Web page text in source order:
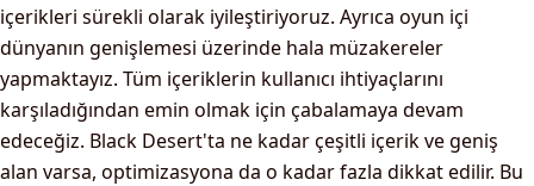
içerikleri sürekli olarak iyileştiriyoruz. Ayrıca oyun içi
dünyanın genişlemesi üzerinde hala müzakereler
yapmaktayız. Tüm içeriklerin kullanıcı ihtiyaçlarını
karşıladığından emin olmak için çabalamaya devam
edeceğiz. Black Desert'ta ne kadar çeşitli içerik ve geniş
alan varsa, optimizasyona da o kadar fazla dikkat edilir. Bu